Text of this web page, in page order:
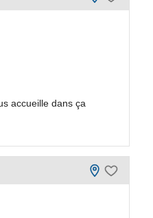
accueille dans ça